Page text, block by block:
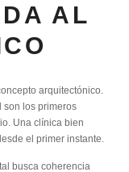
AL
arquitectónico.
son los primeros
Una clínica bien
el primer instante.
busca coherencia